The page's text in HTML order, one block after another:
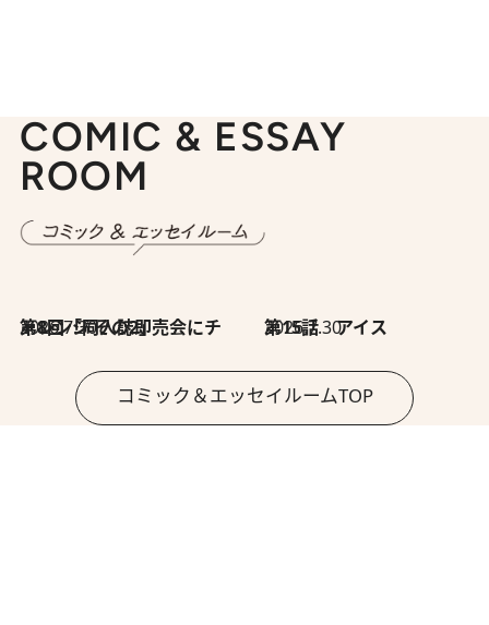
COMIC & ESSAY
ROOM
2026.7.30
第8回「同人誌即売会にチャレンジ その2」 2026.7.30
第15話 アイス
コミック＆エッセイルームTOP